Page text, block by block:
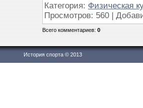
Категория: Физическая
Просмотров: 560 |
Всего комментариев:0
История спорта © 2013